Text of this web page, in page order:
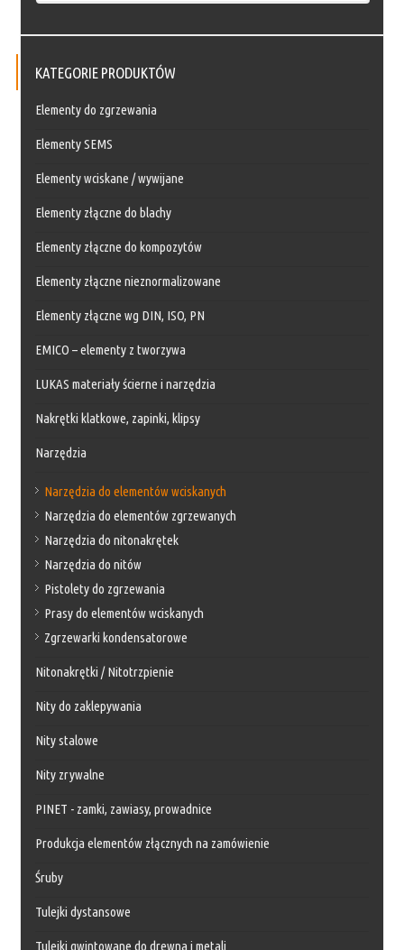
KATEGORIE PRODUKTÓW
Elementy do zgrzewania
Elementy SEMS
Elementy wciskane / wywijane
Elementy złączne do blachy
Elementy złączne do kompozytów
Elementy złączne nieznormalizowane
Elementy złączne wg DIN, ISO, PN
EMICO – elementy z tworzywa
LUKAS materiały ścierne i narzędzia
Nakrętki klatkowe, zapinki, klipsy
Narzędzia
Narzędzia do elementów wciskanych
Narzędzia do elementów zgrzewanych
Narzędzia do nitonakrętek
Narzędzia do nitów
Pistolety do zgrzewania
Prasy do elementów wciskanych
Zgrzewarki kondensatorowe
Nitonakrętki / Nitotrzpienie
Nity do zaklepywania
Nity stalowe
Nity zrywalne
PINET - zamki, zawiasy, prowadnice
Produkcja elementów złącznych na zamówienie
Śruby
Tulejki dystansowe
Tulejki gwintowane do drewna i metali